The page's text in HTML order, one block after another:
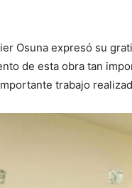
Osuna expresó su
de esta obra tan
trabajo